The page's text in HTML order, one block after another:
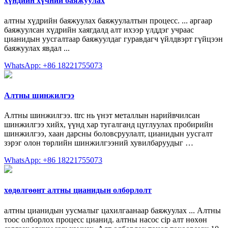
алтны хүдрийн баяжуулах баяжуулалтын процесс. ... аргаар
баяжуулсан хүдрийн хаягдалд алт ихээр үлддэг учраас
цианидын уусгалтаар баяжуулдаг гуравдагч үйлдвэрт гүйцээн
баяжуулах явдал ...
WhatsApp: +86 18221755073
Алтны шинжилгээ
Алтны шинжилгээ. ttrc нь үнэт металлын нарийвчилсан
шинжилгээ хийх, үүнд хар тугалганд цуглуулах пробирийн
шинжилгээ, хаан дарсны боловсруулалт, цианидын уусгалт
зэрэг олон төрлийн шинжилгээний хувилбаруудыг …
WhatsApp: +86 18221755073
хөдөлгөөнт алтны цианидын олборлолт
алтны цианидын уусмалыг цахилгаанаар баяжуулах ... Алтны
тоос олборлох процесс цианид. алтны насос cip алт нөхөн